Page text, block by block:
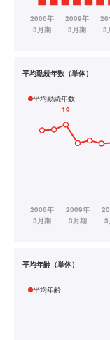
平均勤続年数（単体）
平均勤続年数
平均年齢（単体）
平均年齢